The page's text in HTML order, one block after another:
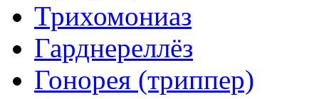
Трихомониаз
Гарднереллёз
Гонорея (триппер)